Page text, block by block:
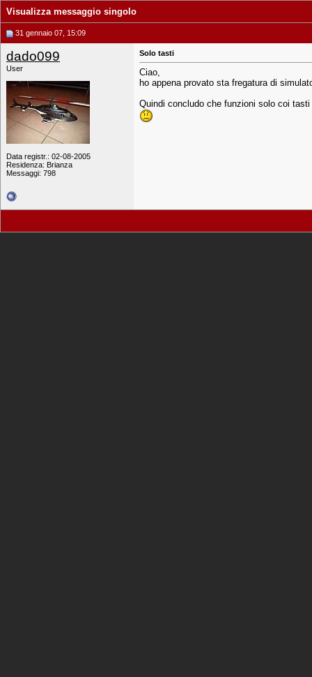
Visualizza messaggio singolo
31 gennaio 07, 15:09
dado099
User
Data registr.: 02-08-2005
Residenza: Brianza
Messaggi: 798
Solo tasti
Ciao,
ho appena provato sta fregatura di
Quindi concludo che funzioni solo coi